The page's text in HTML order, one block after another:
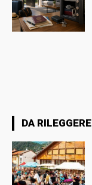
DA RILEGGERE